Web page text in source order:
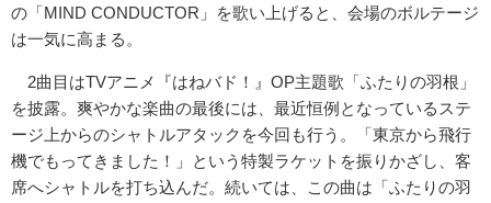
の「MIND CONDUCTOR」を歌い上げると、会場のボルテージ
は一気に高まる。
2曲目はTVアニメ『はねバド！』OP主題歌「ふたりの羽根」
を披露。爽やかな楽曲の最後には、最近恒例となっているステ
ージ上からのシャトルアタックを今回も行う。「東京から飛行
機でもってきました！」という特製ラケットを振りかざし、客
席へシャトルを打ち込んだ。続いては、この曲は「ふたりの羽